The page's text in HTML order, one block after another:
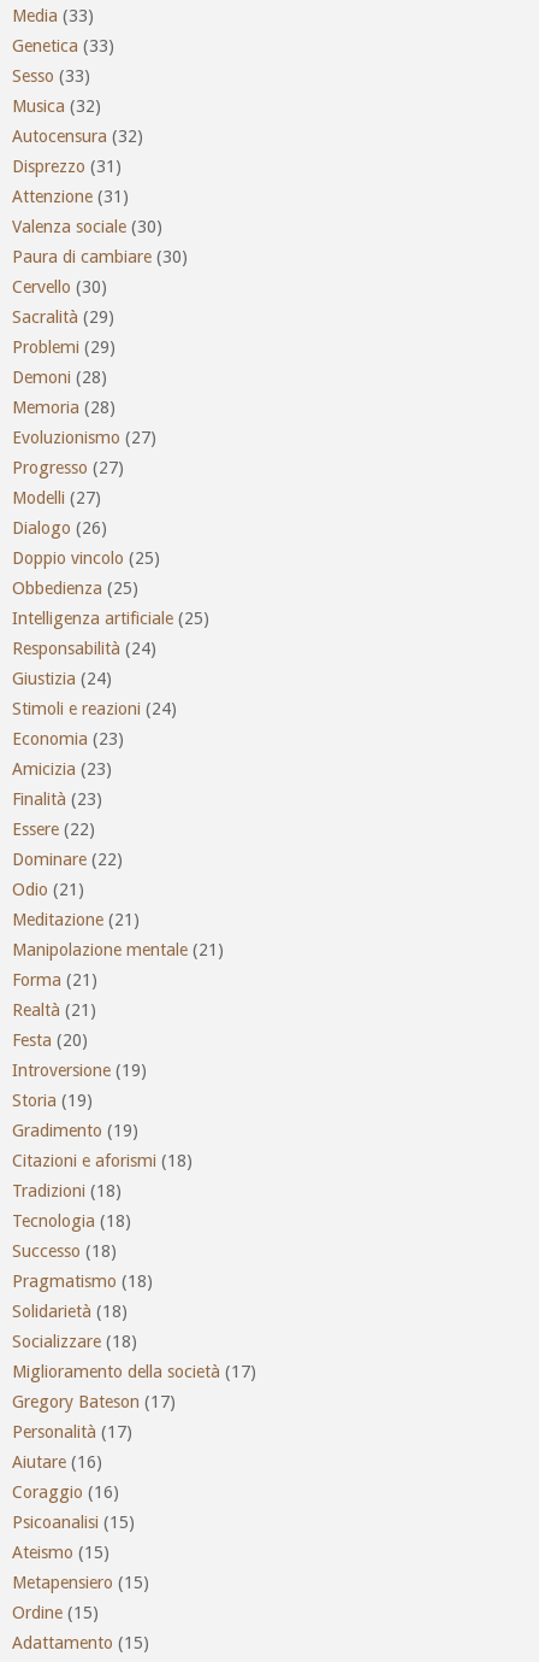
Media (33)
Genetica (33)
Sesso (33)
Musica (32)
Autocensura (32)
Disprezzo (31)
Attenzione (31)
Valenza sociale (30)
Paura di cambiare (30)
Cervello (30)
Sacralità (29)
Problemi (29)
Demoni (28)
Memoria (28)
Evoluzionismo (27)
Progresso (27)
Modelli (27)
Dialogo (26)
Doppio vincolo (25)
Obbedienza (25)
Intelligenza artificiale (25)
Responsabilità (24)
Giustizia (24)
Stimoli e reazioni (24)
Economia (23)
Amicizia (23)
Finalità (23)
Essere (22)
Dominare (22)
Odio (21)
Meditazione (21)
Manipolazione mentale (21)
Forma (21)
Realtà (21)
Festa (20)
Introversione (19)
Storia (19)
Gradimento (19)
Citazioni e aforismi (18)
Tradizioni (18)
Tecnologia (18)
Successo (18)
Pragmatismo (18)
Solidarietà (18)
Socializzare (18)
Miglioramento della società (17)
Gregory Bateson (17)
Personalità (17)
Aiutare (16)
Coraggio (16)
Psicoanalisi (15)
Ateismo (15)
Metapensiero (15)
Ordine (15)
Adattamento (15)